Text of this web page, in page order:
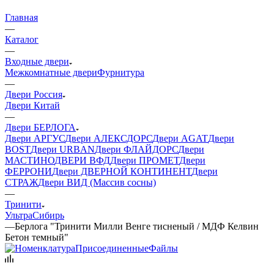
Главная
—
Каталог
—
Входные двери
Межкомнатные двериФурнитура
—
Двери Россия
Двери Китай
—
Двери БЕРЛОГА
Двери АРГУСДвери АЛЕКСДОРСДвери AGATДвери
BOSTДвери URBANДвери ФЛАЙДОРСДвери
МАСТИНОДВЕРИ ВФДДвери ПРОМЕТДвери
ФЕРРОНИДвери ДВЕРНОЙ КОНТИНЕНТДвери
СТРАЖДвери ВИД (Массив сосны)
—
Тринити
УльтраСибирь
—Берлога "Тринити Милли Венге тисненый / МДФ Келвин
Бетон темный"